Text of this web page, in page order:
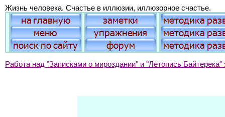
Жизнь человека. Счастье в иллюзии, иллюзорное счастье.
Работа над "Записками о мироздании" и "Летопись